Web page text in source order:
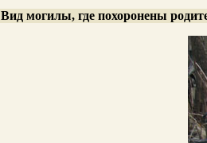
Вид могилы, где похоронены